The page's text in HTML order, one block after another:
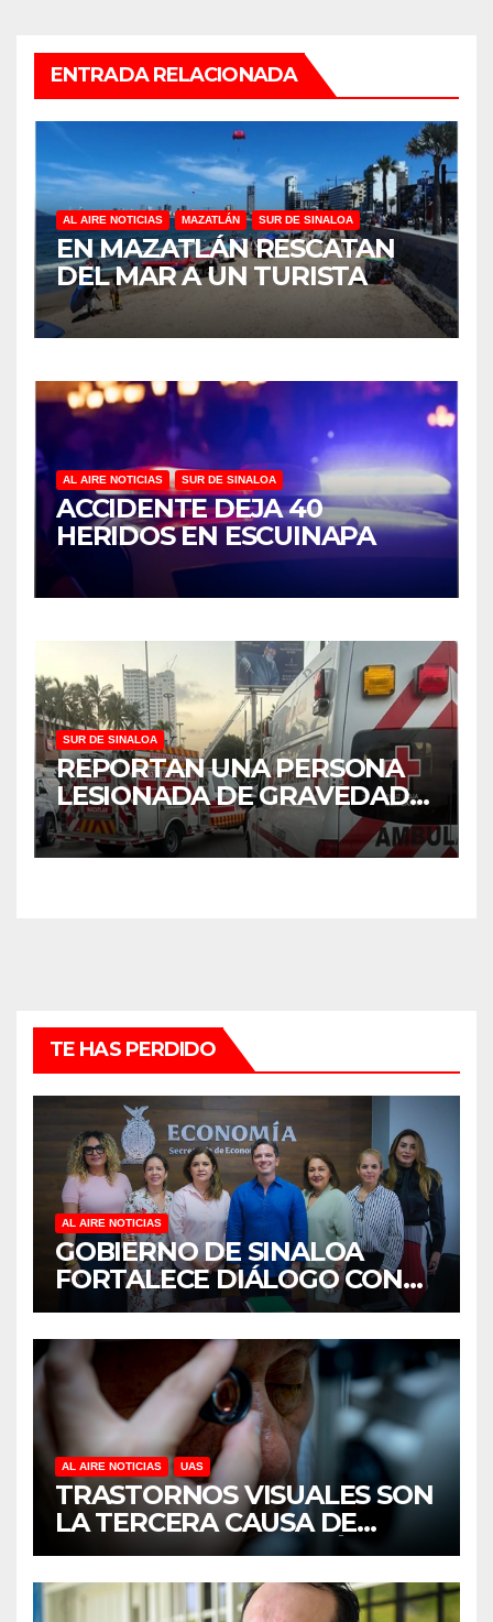
ENTRADA RELACIONADA
AL AIRE NOTICIAS MAZATLÁN SUR DE SINALOA
EN MAZATLÁN RESCATAN
DEL MAR A UN TURISTA
AL AIRE NOTICIAS SUR DE SINALOA
ACCIDENTE DEJA 40
HERIDOS EN ESCUINAPA
SUR DE SINALOA
REPORTAN UNA PERSONA
LESIONADA DE GRAVEDAD
TRAS CHOQUE EN
MAZATLÁN
TE HAS PERDIDO
AL AIRE NOTICIAS
GOBIERNO DE SINALOA
FORTALECE DIÁLOGO CON
MUJERES EMPRESARIAS DE
CULIACÁN
AL AIRE NOTICIAS UAS
TRASTORNOS VISUALES SON
LA TERCERA CAUSA DE
DISCAPACIDAD EN MÉXICO,
REVELA ESTUDIO DEL
CIDOCS DE LA UAS